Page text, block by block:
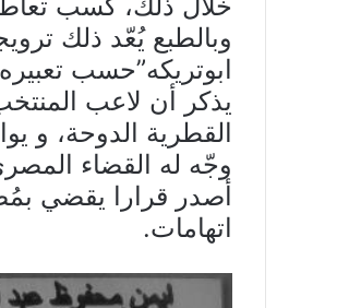
وبالطبع يُعّد ذلك
ابوتريكه”حسب
يذكر أن لاعب
القطرية الدوحة، و
وجّه له القضاء
أصدر قرارا يقضي
اتهامات.